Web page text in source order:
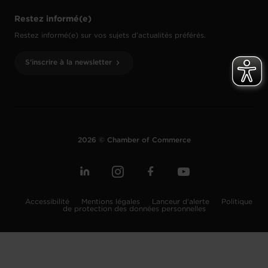
Restez informé(e)
Restez informé(e) sur vos sujets d’actualités préférés.
S'inscrire à la newsletter
2026 © Chamber of Commerce
Accessibilité Mentions légales Lanceur d'alerte
Politique
de protection des données personnelles